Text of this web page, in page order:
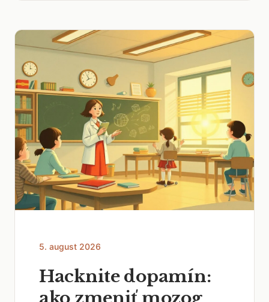
5. august 2026
Hacknite dopamín: